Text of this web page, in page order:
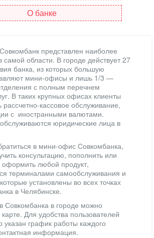
О банке
представлен наиболее
самой области. В городе действует 27
банка, из которых большую
мини-офисы и лишь 1/3 —
с полным перечнем
В таких крупных офисах клиенты
рассчетно-кассовое обслуживание,
с иностранными валютами.
юридические лица в
в мини-офис Совкомбанка,
консультацию, пополнить или
оформить любой продукт,
терминалами самообслуживания и
установлены во всех точках
в Челябинске.
Совкомбанка в городе можно
Для удобства пользователей
указан график работы каждого
информация.